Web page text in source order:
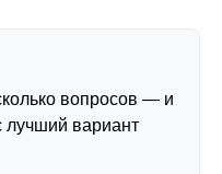
вопросов — и
лучший вариант